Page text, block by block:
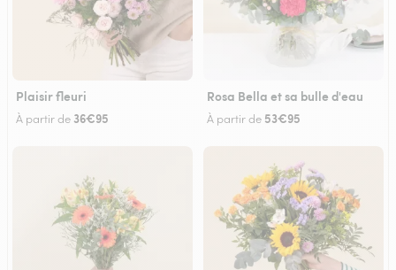
Plaisir fleuri
À partir de 36€95
Rosa Bella et sa bulle d'eau
À partir de 53€95